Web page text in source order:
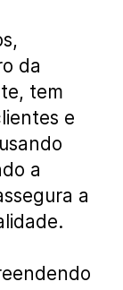
da
tem
e
a
a